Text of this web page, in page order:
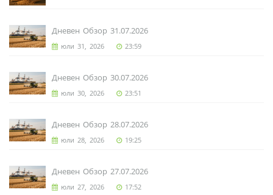
Дневен Обзор 31.07.2026
юли 31, 2026 23:59
Дневен Обзор 30.07.2026
юли 30, 2026 23:51
Дневен Обзор 28.07.2026
юли 28, 2026 19:25
Дневен Обзор 27.07.2026
юли 27, 2026 17:52